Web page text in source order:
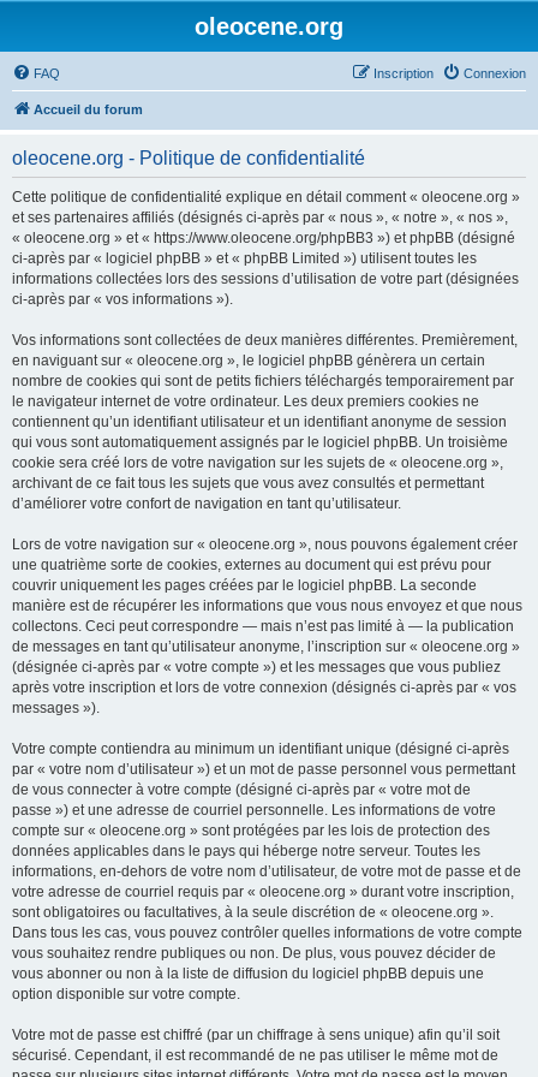
oleocene.org
FAQ Connexion
Inscription
Accueil du forum
oleocene.org - Politique de confidentialité
Cette politique de confidentialité explique en détail comment « oleocene.org »
et ses partenaires affiliés (désignés ci-après par « nous », « notre », « nos »,
« oleocene.org » et « https://www.oleocene.org/phpBB3 ») et phpBB (désigné
ci-après par « logiciel phpBB » et « phpBB Limited ») utilisent toutes les
informations collectées lors des sessions d’utilisation de votre part (désignées
ci-après par « vos informations »).
Vos informations sont collectées de deux manières différentes. Premièrement,
en naviguant sur « oleocene.org », le logiciel phpBB génèrera un certain
nombre de cookies qui sont de petits fichiers téléchargés temporairement par
le navigateur internet de votre ordinateur. Les deux premiers cookies ne
contiennent qu’un identifiant utilisateur et un identifiant anonyme de session
qui vous sont automatiquement assignés par le logiciel phpBB. Un troisième
cookie sera créé lors de votre navigation sur les sujets de « oleocene.org »,
archivant de ce fait tous les sujets que vous avez consultés et permettant
d’améliorer votre confort de navigation en tant qu’utilisateur.
Lors de votre navigation sur « oleocene.org », nous pouvons également créer
une quatrième sorte de cookies, externes au document qui est prévu pour
couvrir uniquement les pages créées par le logiciel phpBB. La seconde
manière est de récupérer les informations que vous nous envoyez et que nous
collectons. Ceci peut correspondre — mais n’est pas limité à — la publication
de messages en tant qu’utilisateur anonyme, l’inscription sur « oleocene.org »
(désignée ci-après par « votre compte ») et les messages que vous publiez
après votre inscription et lors de votre connexion (désignés ci-après par « vos
messages »).
Votre compte contiendra au minimum un identifiant unique (désigné ci-après
par « votre nom d’utilisateur ») et un mot de passe personnel vous permettant
de vous connecter à votre compte (désigné ci-après par « votre mot de
passe ») et une adresse de courriel personnelle. Les informations de votre
compte sur « oleocene.org » sont protégées par les lois de protection des
données applicables dans le pays qui héberge notre serveur. Toutes les
informations, en-dehors de votre nom d’utilisateur, de votre mot de passe et de
votre adresse de courriel requis par « oleocene.org » durant votre inscription,
sont obligatoires ou facultatives, à la seule discrétion de « oleocene.org ».
Dans tous les cas, vous pouvez contrôler quelles informations de votre compte
vous souhaitez rendre publiques ou non. De plus, vous pouvez décider de
vous abonner ou non à la liste de diffusion du logiciel phpBB depuis une
option disponible sur votre compte.
Votre mot de passe est chiffré (par un chiffrage à sens unique) afin qu’il soit
sécurisé. Cependant, il est recommandé de ne pas utiliser le même mot de